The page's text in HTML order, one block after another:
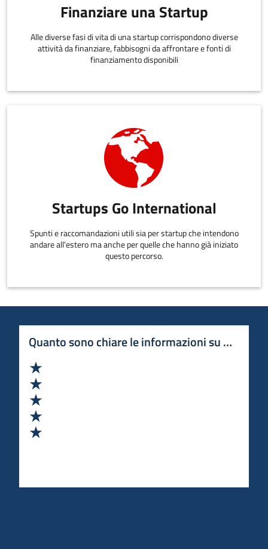
Finanziare una Startup
Alle diverse fasi di vita di una startup corrispondono diverse
attività da finanziare, fabbisogni da affrontare e fonti di
finanziamento disponibili
Startups Go International
Spunti e raccomandazioni utili sia per startup che intendono
andare all'estero ma anche per quelle che hanno già iniziato
questo percorso.
Quanto sono chiare le informazioni su questa